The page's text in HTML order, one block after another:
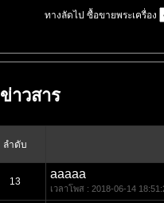
ทางลัดไป ซื้อขายพระเครื่อง
ข่าวสาร
ลำดับ
13
aaaaa
เวลาโพส : 2018-06-14